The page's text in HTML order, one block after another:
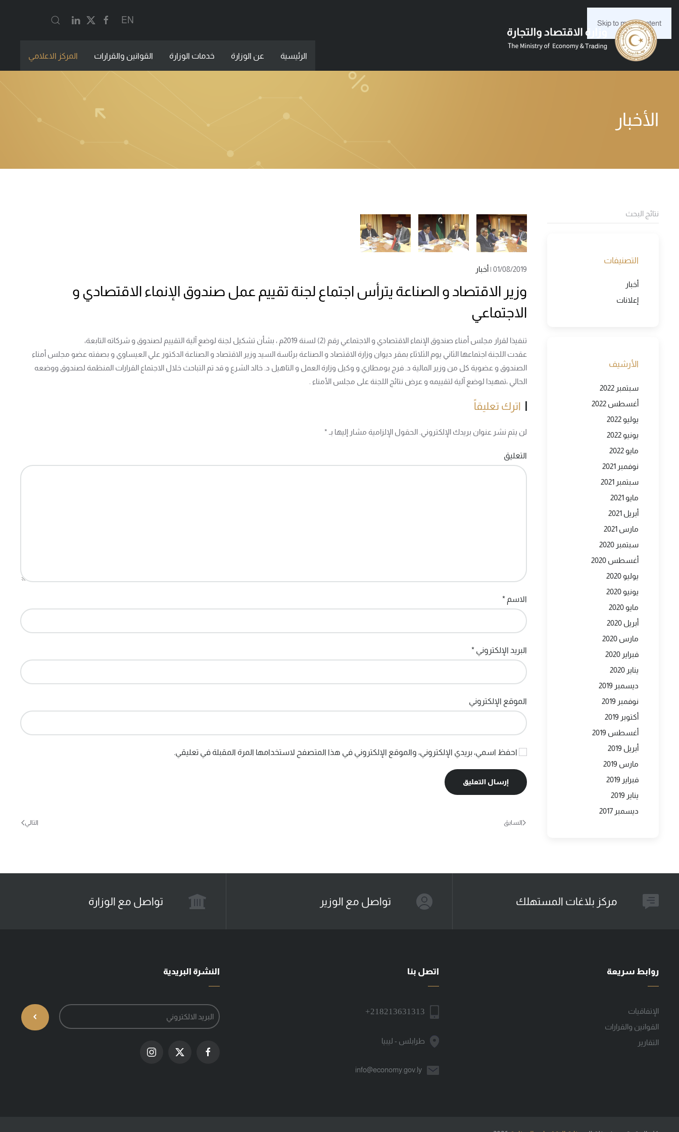
Skip to main content
EN
الرئيسية عن الوزارة خدمات الوزارة القوانين والقرارات المركز الاعلامي
الأخبار
التصنيفات
أخبار
إعلانات
الأرشيف
سبتمبر 2022
أغسطس 2022
يوليو 2022
يونيو 2022
مايو 2022
نوفمبر 2021
سبتمبر 2021
مايو 2021
أبريل 2021
مارس 2021
سبتمبر 2020
أغسطس 2020
يوليو 2020
يونيو 2020
مايو 2020
أبريل 2020
مارس 2020
فبراير 2020
يناير 2020
ديسمبر 2019
نوفمبر 2019
أكتوبر 2019
أغسطس 2019
أبريل 2019
مارس 2019
فبراير 2019
يناير 2019
ديسمبر 2017
01/08/2019
| أخبار
وزير الاقتصاد و الصناعة يترأس اجتماع لجنة تقييم عمل صندوق الإنماء الاقتصادي و
الاجتماعي
تنفيذا لقرار مجلس أمناء صندوق الإنماء الاقتصادي و الاجتماعي رقم (2) لسنة 2019م ، بشأن تشكيل لجنة لوضع آلية التقييم لصندوق و شركاته التابعة،
عقدت اللجنة اجتماعها الثاني يوم الثلاثاء بمقر ديوان وزارة الاقتصاد و الصناعة برئاسة السيد وزير الاقتصاد و الصناعة الدكتور علي العيساوي و بصفته عضو مجلس أمناء
الصندوق و عضوية كل من وزير المالية د. فرج بومطاري و وكيل وزارة العمل و التاهيل د. خالد الشرع و قد تم التباحث خلال الاجتماع القرارات المنظمة لصندوق ووضعه
الحالي ،تمهيدا لوضع آلية لتقييمه و عرض نتائج اللجنة على مجلس الأمناء .
اترك تعليقاً
لن يتم نشر عنوان بريدك الإلكتروني. الحقول الإلزامية مشار إليها بـ *
التعليق
الاسم *
البريد الإلكتروني *
الموقع الإلكتروني
احفظ اسمي، بريدي الإلكتروني، والموقع الإلكتروني في هذا المتصفح لاستخدامها المرة المقبلة في تعليقي.
إرسال التعليق
السابق التالي
مركز بلاغات المستهلك تواصل مع الوزير تواصل مع الوزارة
روابط سريعة
الإتفاقيات
القوانين والقرارات
التقارير
اتصل بنا
+218213631313
طرابلس - ليبيا
info@economy.gov.ly
النشرة البريدية